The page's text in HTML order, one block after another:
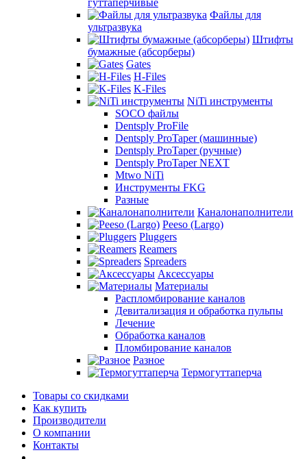
гуттаперчивые
Файлы для
ультразвука
Штифты
бумажные (абсорберы)
Gates
H-Files
K-Files
NiTi инструменты
SOCO файлы
Dentsply ProFile
Dentsply ProTaper (машинные)
Dentsply ProTaper (ручные)
Dentsply ProTaper NEXT
Mtwo NiTi
Инструменты FKG
Разные
Каналонаполнители
Peeso (Largo)
Pluggers
Reamers
Spreaders
Аксессуары
Материалы
Распломбирование каналов
Девитализация и обработка пульпы
Лечение
Обработка каналов
Пломбирование каналов
Разное
Термогуттаперча
Товары со скидками
Как купить
Производители
О компании
Контакты